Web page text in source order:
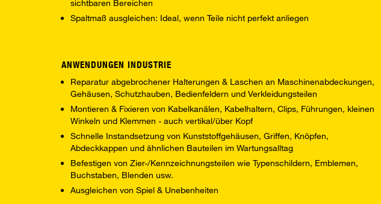
sichtbaren Bereichen
Spaltmaß ausgleichen: Ideal, wenn Teile nicht perfekt anliegen
ANWENDUNGEN INDUSTRIE
Reparatur abgebrochener Halterungen & Laschen an Maschinenabdeckungen,
Gehäusen, Schutzhauben, Bedienfeldern und Verkleidungsteilen
Montieren & Fixieren von Kabelkanälen, Kabelhaltern, Clips, Führungen, kleinen
Winkeln und Klemmen - auch vertikal/über Kopf
Schnelle Instandsetzung von Kunststoffgehäusen, Griffen, Knöpfen,
Abdeckkappen und ähnlichen Bauteilen im Wartungsalltag
Befestigen von Zier-/Kennzeichnungsteilen wie Typenschildern, Emblemen,
Buchstaben, Blenden usw.
Ausgleichen von Spiel & Unebenheiten